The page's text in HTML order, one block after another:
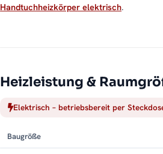
Handtuchheizkörper elektrisch.
Heizleistung &
Elektrisch – betriebsbereit per
Baugröße